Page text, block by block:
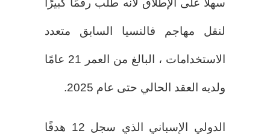
لنقل مهاجم فالنسيا السابق متعدد
الاستخدامات ، البالغ من العمر 21 عامًا
ولديه العقد الحالي حتى عام 2025.
الدولي الإسباني الذي سجل 12 هدفًا